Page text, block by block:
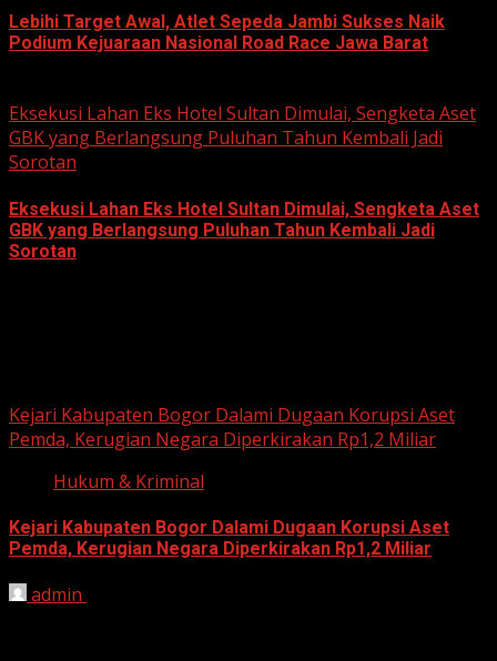
Lebihi Target Awal, Atlet Sepeda Jambi Sukses Naik
Podium Kejuaraan Nasional Road Race Jawa Barat
Eksekusi Lahan Eks Hotel Sultan Dimulai, Sengketa Aset
GBK yang Berlangsung Puluhan Tahun Kembali Jadi
Sorotan
Eksekusi Lahan Eks Hotel Sultan Dimulai, Sengketa Aset
GBK yang Berlangsung Puluhan Tahun Kembali Jadi
Sorotan
Kejari Kabupaten Bogor Dalami Dugaan Korupsi Aset
Pemda, Kerugian Negara Diperkirakan Rp1,2 Miliar
Hukum & Kriminal
Kejari Kabupaten Bogor Dalami Dugaan Korupsi Aset
Pemda, Kerugian Negara Diperkirakan Rp1,2 Miliar
admin